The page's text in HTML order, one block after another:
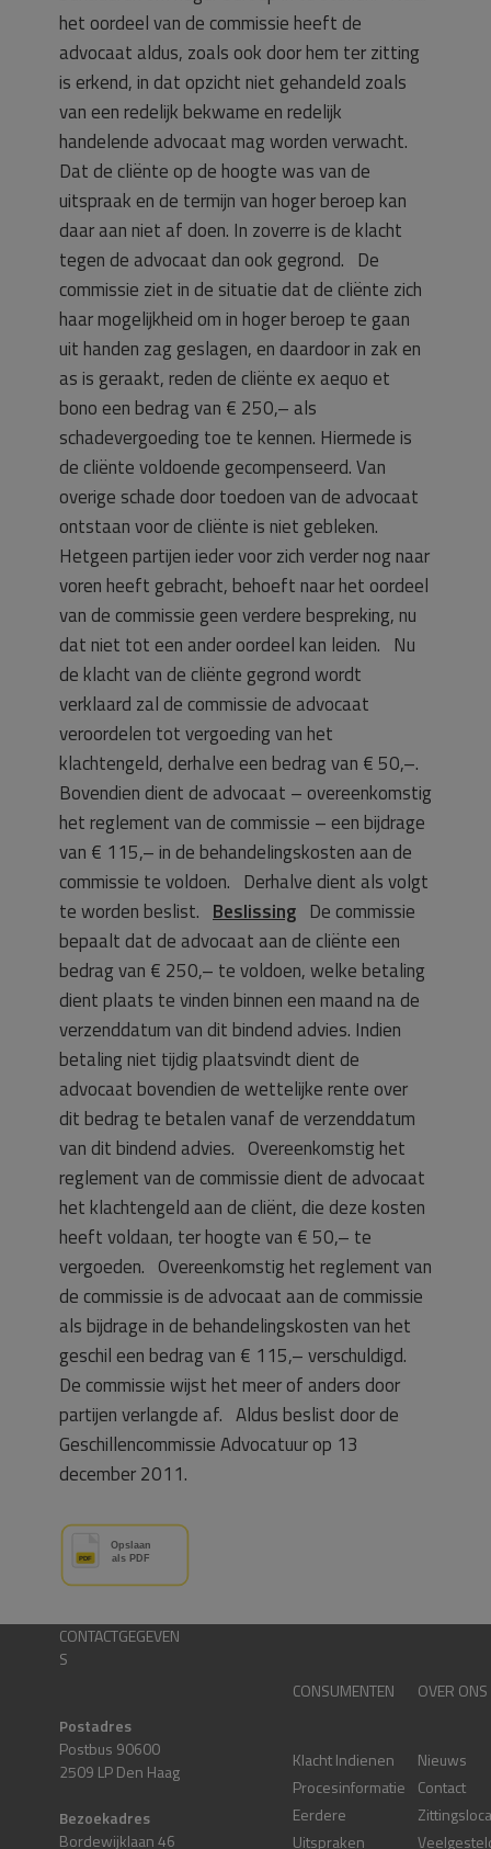
het oordeel van de commissie heeft de
advocaat aldus, zoals ook door hem ter zitting
is erkend, in dat opzicht niet gehandeld zoals
van een redelijk bekwame en redelijk
handelende advocaat mag worden verwacht.
Dat de cliënte op de hoogte was van de
uitspraak en de termijn van hoger beroep kan
daar aan niet af doen. In zoverre is de klacht
tegen de advocaat dan ook gegrond. De
commissie ziet in de situatie dat de cliënte zich
haar mogelijkheid om in hoger beroep te gaan
uit handen zag geslagen, en daardoor in zak en
as is geraakt, reden de cliënte ex aequo et
bono een bedrag van € 250,– als
schadevergoeding toe te kennen. Hiermede is
de cliënte voldoende gecompenseerd. Van
overige schade door toedoen van de advocaat
ontstaan voor de cliënte is niet gebleken.
Hetgeen partijen ieder voor zich verder nog naar
voren heeft gebracht, behoeft naar het oordeel
van de commissie geen verdere bespreking, nu
dat niet tot een ander oordeel kan leiden. Nu
de klacht van de cliënte gegrond wordt
verklaard zal de commissie de advocaat
veroordelen tot vergoeding van het
klachtengeld, derhalve een bedrag van € 50,–.
Bovendien dient de advocaat – overeenkomstig
het reglement van de commissie – een bijdrage
van € 115,– in de behandelingskosten aan de
commissie te voldoen. Derhalve dient als volgt
te worden beslist. Beslissing De commissie
bepaalt dat de advocaat aan de cliënte een
bedrag van € 250,– te voldoen, welke betaling
dient plaats te vinden binnen een maand na de
verzenddatum van dit bindend advies. Indien
betaling niet tijdig plaatsvindt dient de
advocaat bovendien de wettelijke rente over
dit bedrag te betalen vanaf de verzenddatum
van dit bindend advies. Overeenkomstig het
reglement van de commissie dient de advocaat
het klachtengeld aan de cliënt, die deze kosten
heeft voldaan, ter hoogte van € 50,– te
vergoeden. Overeenkomstig het reglement van
de commissie is de advocaat aan de commissie
als bijdrage in de behandelingskosten van het
geschil een bedrag van € 115,– verschuldigd.
De commissie wijst het meer of anders door
partijen verlangde af. Aldus beslist door de
Geschillencommissie Advocatuur op 13
december 2011.
CONTACTGEGEVEN
S
Postadres
Postbus 90600
2509 LP Den Haag
Bezoekadres
Bordewijklaan 46
CONSUMENTEN
Klacht Indienen
Procesinformatie
Eerdere
Uitspraken
OVER ONS
Nieuws
Contact